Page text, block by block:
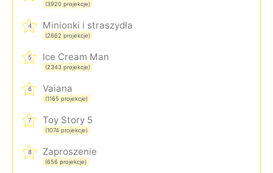
(3920 projekcje)
4 Minionki i straszydła
(2662 projekcje)
5 Ice Cream Man
(2343 projekcje)
6 Vaiana
(1165 projekcje)
7 Toy Story 5
(1074 projekcje)
8 Zaproszenie
(656 projekcje)